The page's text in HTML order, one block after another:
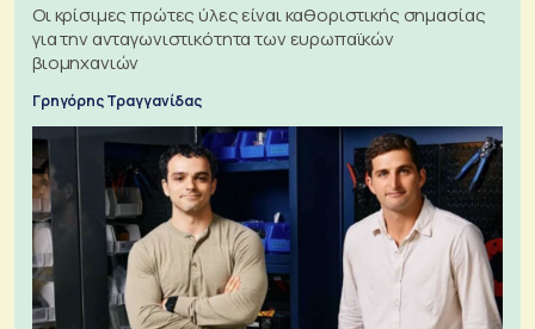
Οι κρίσιμες πρώτες ύλες είναι καθοριστικής σημασίας
για την ανταγωνιστικότητα των ευρωπαϊκών
βιομηχανιών
Γρηγόρης Τραγγανίδας